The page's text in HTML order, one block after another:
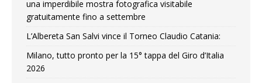
una imperdibile mostra fotografica visitabile
gratuitamente fino a settembre
L’Albereta San Salvi vince il Torneo Claudio Catania:
Milano, tutto pronto per la 15° tappa del Giro d’Italia
2026